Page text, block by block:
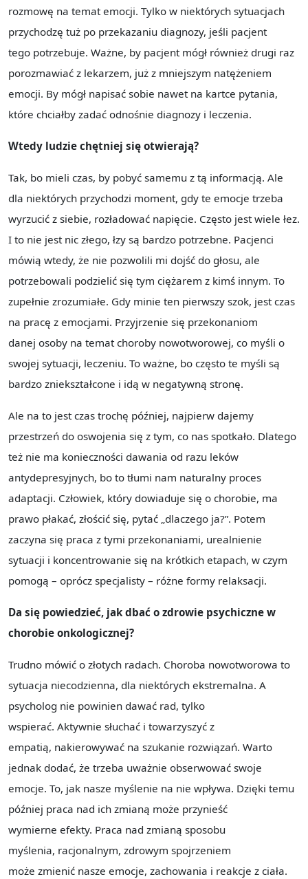
rozmowę na temat emocji. Tylko w niektórych sytuacjach
przychodzę tuż po przekazaniu diagnozy, jeśli pacjent
tego potrzebuje. Ważne, by pacjent mógł również drugi raz
porozmawiać z lekarzem, już z mniejszym natężeniem
emocji. By mógł napisać sobie nawet na kartce pytania,
które chciałby zadać odnośnie diagnozy i leczenia.
Wtedy ludzie chętniej się otwierają?
Tak, bo mieli czas, by pobyć samemu z tą informacją. Ale
dla niektórych przychodzi moment, gdy te emocje trzeba
wyrzucić z siebie, rozładować napięcie. Często jest wiele łez.
I to nie jest nic złego, łzy są bardzo potrzebne. Pacjenci
mówią wtedy, że nie pozwolili mi dojść do głosu, ale
potrzebowali podzielić się tym ciężarem z kimś innym. To
zupełnie zrozumiałe. Gdy minie ten pierwszy szok, jest czas
na pracę z emocjami. Przyjrzenie się przekonaniom
danej osoby na temat choroby nowotworowej, co myśli o
swojej sytuacji, leczeniu. To ważne, bo często te myśli są
bardzo zniekształcone i idą w negatywną stronę.
Ale na to jest czas trochę później, najpierw dajemy
przestrzeń do oswojenia się z tym, co nas spotkało. Dlatego
też nie ma konieczności dawania od razu leków
antydepresyjnych, bo to tłumi nam naturalny proces
adaptacji. Człowiek, który dowiaduje się o chorobie, ma
prawo płakać, złościć się, pytać „dlaczego ja?”. Potem
zaczyna się praca z tymi przekonaniami, urealnienie
sytuacji i koncentrowanie się na krótkich etapach, w czym
pomogą – oprócz specjalisty – różne formy relaksacji.
Da się powiedzieć, jak dbać o zdrowie psychiczne w
chorobie onkologicznej?
Trudno mówić o złotych radach. Choroba nowotworowa to
sytuacja niecodzienna, dla niektórych ekstremalna. A
psycholog nie powinien dawać rad, tylko
wspierać. Aktywnie słuchać i towarzyszyć z
empatią, nakierowywać na szukanie rozwiązań. Warto
jednak dodać, że trzeba uważnie obserwować swoje
emocje. To, jak nasze myślenie na nie wpływa. Dzięki temu
później praca nad ich zmianą może przynieść
wymierne efekty. Praca nad zmianą sposobu
myślenia, racjonalnym, zdrowym spojrzeniem
może zmienić nasze emocje, zachowania i reakcje z ciała.